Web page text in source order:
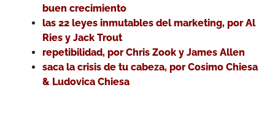
buen crecimiento
las 22 leyes inmutables del marketing, por Al
Ries y Jack Trout
repetibilidad, por Chris Zook y James Allen
saca la crisis de tu cabeza, por Cosimo Chiesa
& Ludovica Chiesa